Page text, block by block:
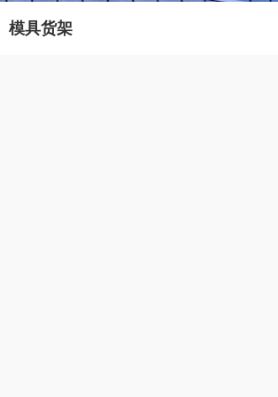
模具货架